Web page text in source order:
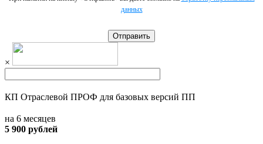
данных
Отправить
×
КП Отраслевой ПРОФ для базовых версий ПП
на 6 месяцев
5 900 рублей